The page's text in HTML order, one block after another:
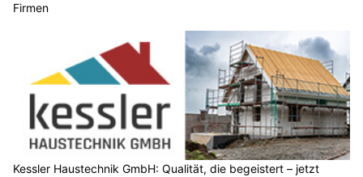
Firmen
Kessler Haustechnik GmbH: Qualität, die begeistert – jetzt